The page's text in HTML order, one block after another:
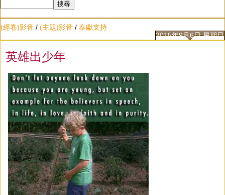
(經卷)影音 / (主題)影音 / 奉獻支持
2015年9月6日 星期日
英雄出少年